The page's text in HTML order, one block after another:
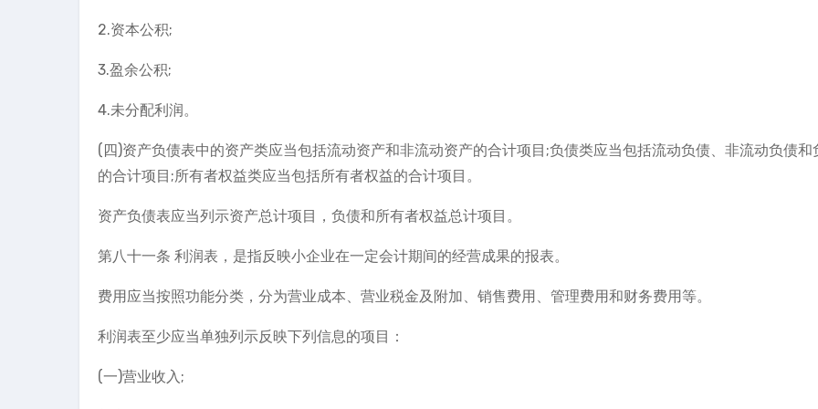
2.资本公积;
3.盈余公积;
4.未分配利润。
(四)资产负债表中的资产类应当包括流动资产和非流动资产的合计项目;负债类应当包括流动负债、非流动负债和
的合计项目;所有者权益类应当包括所有者权益的合计项目。
资产负债表应当列示资产总计项目，负债和所有者权益总计项目。
第八十一条 利润表，是指反映小企业在一定会计期间的经营成果的报表。
费用应当按照功能分类，分为营业成本、营业税金及附加、销售费用、管理费用和财务费用等。
利润表至少应当单独列示反映下列信息的项目：
(一)营业收入;